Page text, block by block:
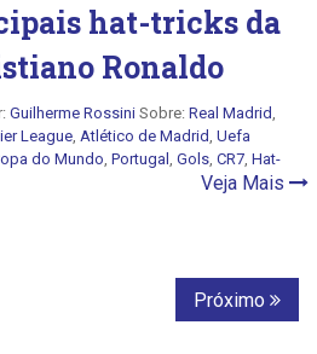
hat-tricks da
Ronaldo
Guilherme Rossini Sobre: Real Madrid
League Atlético de Madrid Uefa
do Mundo Portugal Gols CR7 Hat-
Veja Mais
Próximo